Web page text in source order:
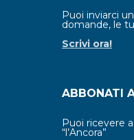
Puoi inviarci
domande, le
Scrivi ora!
ABBONATI
Puoi ricevere
“l’Ancora”